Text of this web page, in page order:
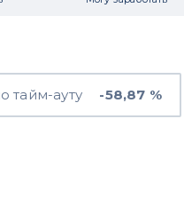
тайм-ауту -58,87 %